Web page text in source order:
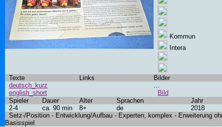
Kommun
Intera
Texte Links
Bilder
deutsch_kurz
english_short
...
Bild
Spieler
Dauer Alter Sprachen
Jahr
2-4
ca. 90 min 8+ de
2018
Setz-/Position - Entwicklung/Aufbau - Experten, komplex - Erweiterung
Basisspiel